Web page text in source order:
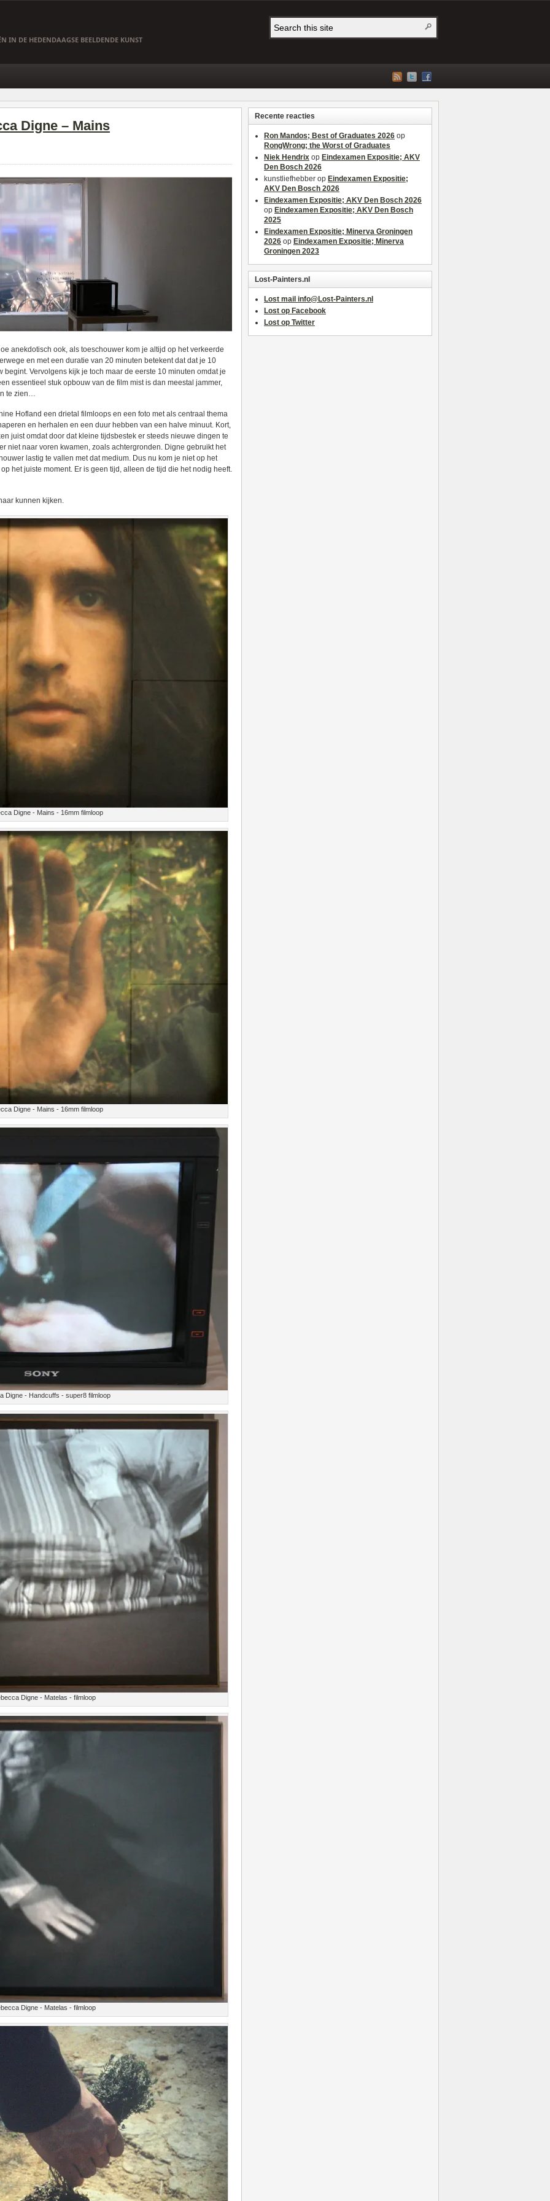
IN DE HEDENDAAGSE BEELDENDE KUNST
Digne – Mains
anekdotisch ook, als toeschouwer kom je altijd op het verkeerde
en met een duratie van 20 minuten betekent dat dat je 10
Vervolgens kijk je toch maar de eerste 10 minuten omdat je
essentieel stuk opbouw van de film mist is dan meestal jammer,
te zien…
Hofland een drietal filmloops en een foto met als centraal thema
en herhalen en een duur hebben van een halve minuut. Kort,
juist omdat door dat kleine tijdsbestek er steeds nieuwe dingen te
niet naar voren kwamen, zoals achtergronden. Digne gebruikt het
lastig te vallen met dat medium. Dus nu kom je niet op het
het juiste moment. Er is geen tijd, alleen de tijd die het nodig heeft.
kunnen kijken.
Digne - Mains - 16mm filmloop
Digne - Mains - 16mm filmloop
Digne - Handcuffs - super8 filmloop
Digne - Matelas - filmloop
Digne - Matelas - filmloop
Recente reacties
Ron Mandos; Best of Graduates 2026 op
RongWrong; the Worst of Graduates
Niek Hendrix op Eindexamen Expositie; AKV
Den Bosch 2026
kunstliefhebber op Eindexamen Expositie;
AKV Den Bosch 2026
Eindexamen Expositie; AKV Den Bosch 2026
op Eindexamen Expositie; AKV Den Bosch
2025
Eindexamen Expositie; Minerva Groningen
2026 op Eindexamen Expositie; Minerva
Groningen 2023
Lost-Painters.nl
Lost mail info@Lost-Painters.nl
Lost op Facebook
Lost op Twitter